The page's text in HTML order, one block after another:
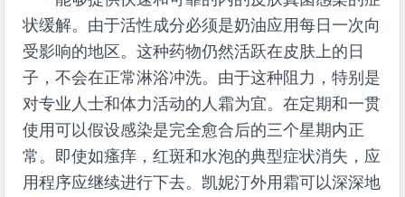
状缓解。由于活性成分必须是奶油应用每日一次向
受影响的地区。这种药物仍然活跃在皮肤上的日
子，不会在正常淋浴冲洗。由于这种阻力，特别是
对专业人士和体力活动的人霜为宜。在定期和一贯
使用可以假设感染是完全愈合后的三个星期内正
常。即使如瘙痒，红斑和水泡的典型症状消失，应
用程序应继续进行下去。凯妮汀外用霜可以深深地